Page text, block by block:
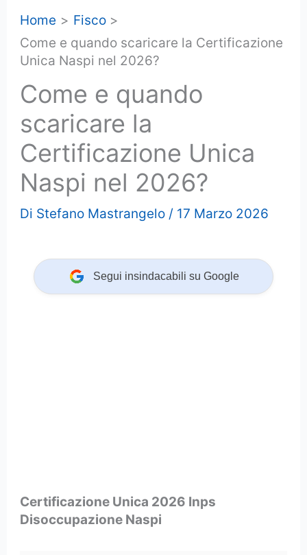
Home
Fisco
Come e quando scaricare la Certificazione
Unica Naspi nel 2026?
Come e quando
scaricare la
Certificazione Unica
Naspi nel 2026?
Di Stefano Mastrangelo / 17 Marzo 2026
Segui insindacabili su Google
Certificazione Unica 2026 Inps
Disoccupazione Naspi